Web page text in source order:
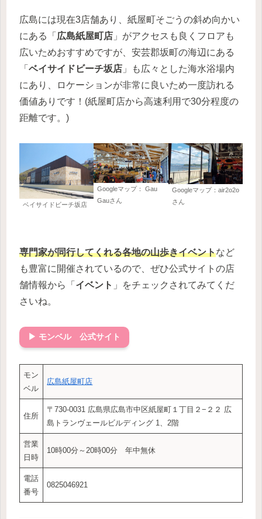
広島には現在3店舗あり、紙屋町そごうの斜め向かい
にある「 広島紙屋町店 」がアクセスも良くフロアも
広いためおすすめですが、安芸郡坂町の海辺にある
「 ベイサイドビーチ坂店 」も広々とした海水浴場内
にあり、ロケーションが非常に良いため一度訪れる
価値ありです！(紙屋町店から高速利用で30分程度の
距離です。)
ベイサイドビーチ坂店
Googleマップ： Gau
Gauさん
Googleマップ：air2o2o
さん
専門家が同行してくれる各地の山歩きイベントなど
も豊富に開催されているので、ぜひ公式サイトの店
舗情報から「 イベント 」をチェックされてみてくだ
さいね。
▶ モンベル 公式サイト
モン
ベル
広島紙屋町店
住所
〒730-0031 広島県広島市中区紙屋町１丁目２−２２ 広
島トランヴェールビルディング 1、2階
営業
日時
10時00分～20時00分 年中無休
電話
番号
0825046921